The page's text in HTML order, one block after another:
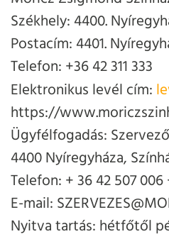
Székhely: 4400.
Postacím: 4401.
Telefon: +36 42 311 333
Elektronikus levél cím:
https://
Ügyfélfogadás:
4400 Nyíregyháza,
Telefon: + 36 42 507
E-mail:
Nyitva tartás: hétfőtől